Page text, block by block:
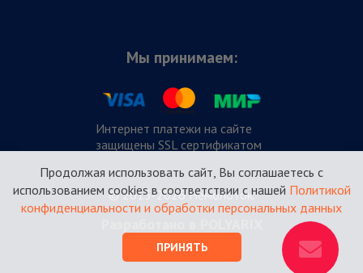
Мы принимаем:
Интернет платежи на сайте
защищены SSL сертификатом
© 2015-2026 Немолоток.
Продолжая использовать сайт, Вы соглашаетесь с
использованием cookies в соответствии с нашей Политикой
конфиденциальности и обработки персональных данных
ПРИНЯТЬ